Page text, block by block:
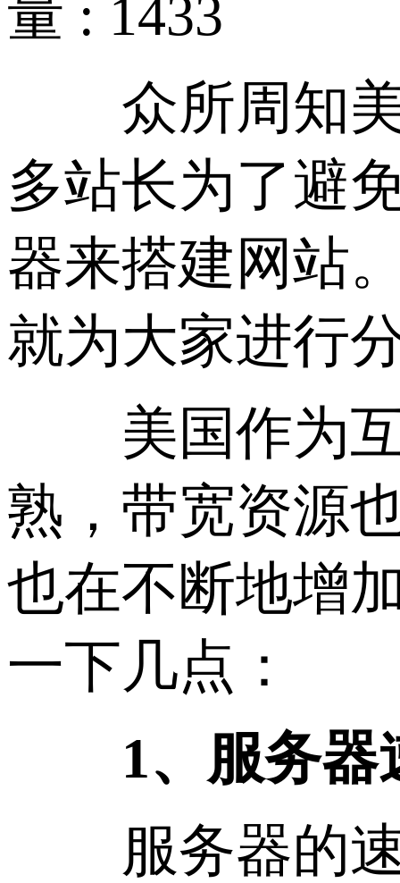
量 : 1433
众所周知美
多站长为了避
器来搭建网站
就为大家进行
美国作为互
熟，带宽资源
也在不断地增
一下几点：
1、服务器
服务器的速